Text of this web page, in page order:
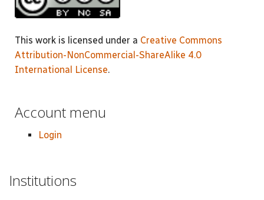
This work is licensed under a Creative Commons
Attribution-NonCommercial-ShareAlike 4.0
International License.
Account menu
Login
Institutions